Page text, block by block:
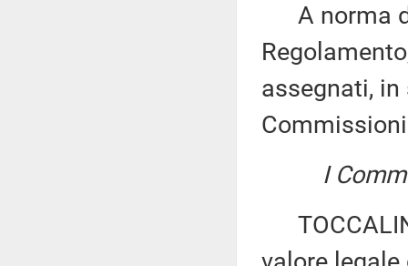
A norma
assegnati,
I